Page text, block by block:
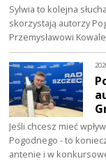
Sylwia to kolejna
skorzystają autorzy
Przemysławowi
Jeśli chcesz mieć
Pogodnego - to
antenie i w